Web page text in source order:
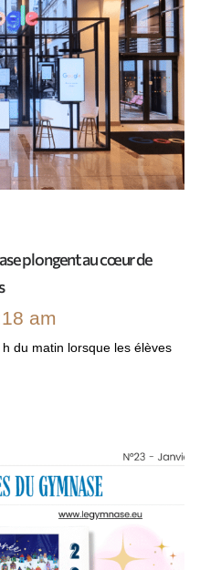
plongent au cœur de
am
du matin lorsque les élèves